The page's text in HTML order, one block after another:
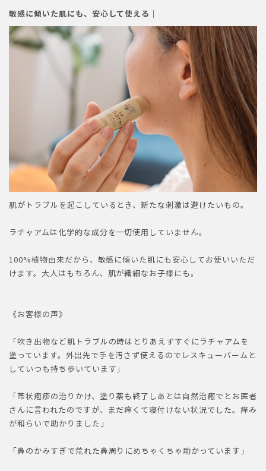
敏感に傾いた肌にも、安心して使える｜
肌がトラブルを起こしているとき、新たな刺激は避けたいもの。
ラチャアムは化学的な成分を一切使用していません。
100%植物由来だから、敏感に傾いた肌にも安心してお使いいただ
けます。大人はもちろん、肌が繊細なお子様にも。
《お客様の声》
「吹き出物など肌トラブルの時はとりあえずすぐにラチャアムを
塗っています。外出先で手を汚さず使えるのでレスキューバームと
していつも持ち歩いています」
「帯状疱疹の治りかけ、塗り薬も終了しあとは自然治癒でとお医者
さんに言われたのですが、まだ痒くて寝付けない状況でした。痒み
が和らいで助かりました」
「鼻のかみすぎで荒れた鼻周りにめちゃくちゃ助かっています」